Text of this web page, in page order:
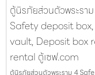
ตู้นิรภัยส่วนตัวพระรา
Safety deposit
vault, Deposit box
rental ตู้เซฟ.com
ตู้นิรภัยส่วนตัวพระราม 4